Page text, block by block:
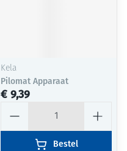
Kela
Pilomat Apparaat
€ 9,39
Bestel